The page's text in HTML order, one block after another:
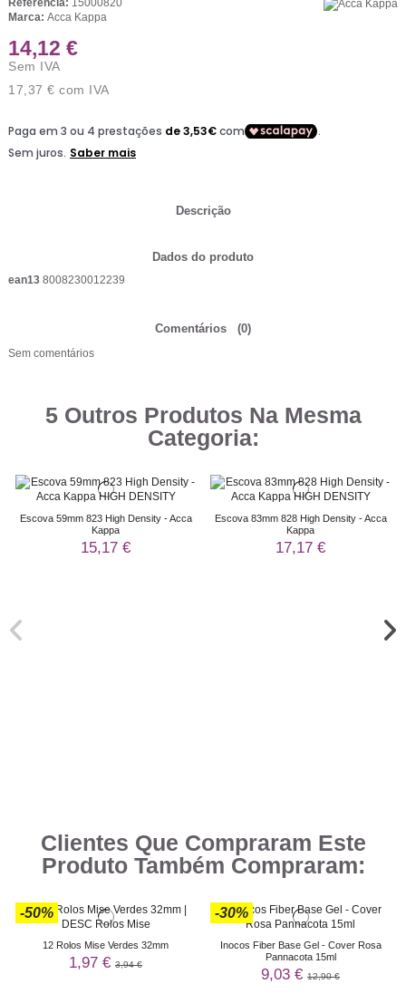
Referência: 15000820
Marca: Acca Kappa
14,12 €
Sem IVA
17,37 € com IVA
Descrição
Dados do produto
ean13 8008230012239
Comentários (0)
Sem comentários
5 Outros Produtos Na Mesma
Categoria:
Escova 59mm 823 High Density - Acca
Kappa
15,17 €
Escova 83mm 828 High Density - Acca
Kappa
17,17 €
Clientes Que Compraram Este
Produto Também Compraram:
-50%
12 Rolos Mise Verdes 32mm
1,97 € 3,94 €
-30%
Inocos Fiber Base Gel - Cover Rosa
Pannacota 15ml
9,03 € 12,90 €